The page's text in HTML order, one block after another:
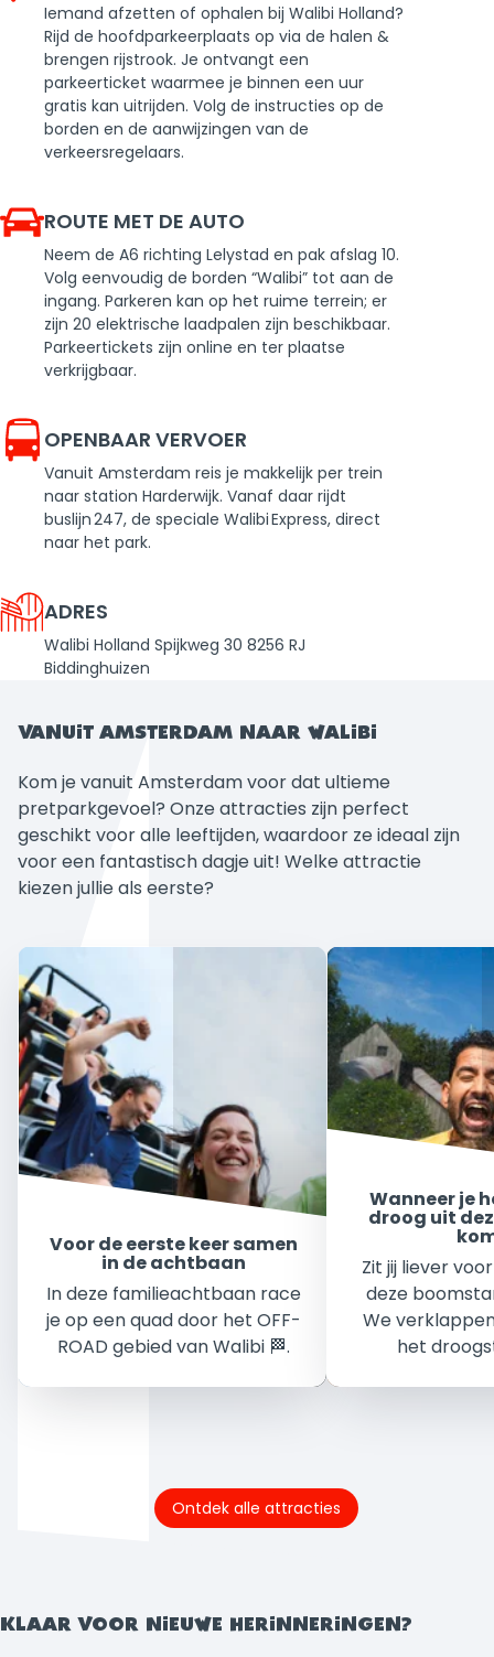
Iemand afzetten of ophalen bij Walibi Holland?
Rijd de hoofdparkeerplaats op via de halen &
brengen rijstrook. Je ontvangt een
parkeerticket waarmee je binnen een uur
gratis kan uitrijden. Volg de instructies op de
borden en de aanwijzingen van de
verkeersregelaars.
ROUTE MET DE AUTO
Neem de A6 richting Lelystad en pak afslag 10.
Volg eenvoudig de borden “Walibi” tot aan de
ingang. Parkeren kan op het ruime terrein; er
zijn 20 elektrische laadpalen zijn beschikbaar.
Parkeertickets zijn online en ter plaatse
verkrijgbaar.
OPENBAAR VERVOER
Vanuit Amsterdam reis je makkelijk per trein
naar station Harderwijk. Vanaf daar rijdt
buslijn 247, de speciale Walibi Express, direct
naar het park.
ADRES
Walibi Holland Spijkweg 30 8256 RJ
Biddinghuizen
VANUIT AMSTERDAM NAAR WALIBI
Kom je vanuit Amsterdam voor dat ultieme
pretparkgevoel? Onze attracties zijn perfect
geschikt voor alle leeftijden, waardoor ze ideaal zijn
voor een fantastisch dagje uit! Welke attractie
kiezen jullie als eerste?
Voor de eerste keer samen
in de achtbaan
In deze familieachtbaan race
je op een quad door het OFF-
ROAD gebied van Walibi 🏁.
Wanneer je
droog uit
Zit jij liever
deze
We
het
Ontdek alle attracties
KLAAR VOOR NIEUWE HERINNERINGEN?